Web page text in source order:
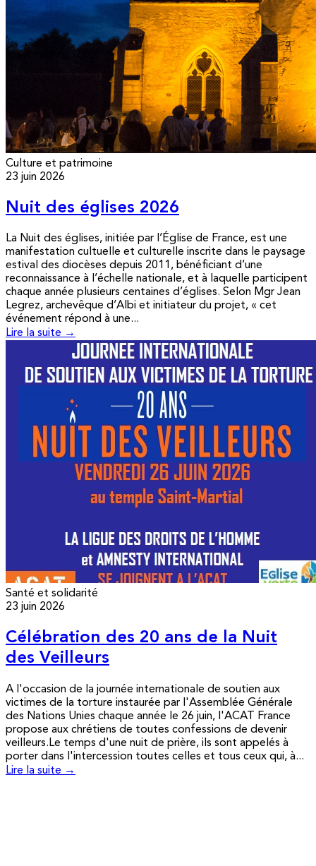
Culture et patrimoine
23 juin 2026
Nuit des églises 2026
La Nuit des églises, initiée par l’Église de France, est une
manifestation cultuelle et culturelle inscrite dans le paysage
estival des diocèses depuis 2011, bénéficiant d’une
reconnaissance à l’échelle nationale, et à laquelle participent
chaque année plusieurs centaines d’églises. Selon Mgr Jean
Legrez, archevêque d’Albi et initiateur du projet, « cet
événement répond à une...
Lire la suite →
Santé et solidarité
23 juin 2026
Célébration des 20 ans de la Nuit
des Veilleurs
A l'occasion de la journée internationale de soutien aux
victimes de la torture instaurée par l'Assemblée Générale
des Nations Unies chaque année le 26 juin, l'ACAT France
propose aux chrétiens de toutes confessions de devenir
veilleurs.Le temps d'une nuit de prière, ils sont appelés à
porter dans l'intercession toutes celles et tous ceux qui, à...
Lire la suite →